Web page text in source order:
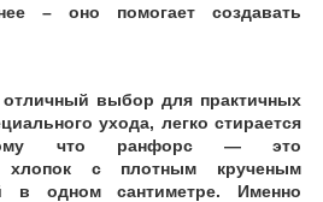
– оно
помогает создавать
выбор для практичных
ухода, легко стирается
что ранфорс ― это
хлопок с плотным крученым
в одном сантиметре. Именно